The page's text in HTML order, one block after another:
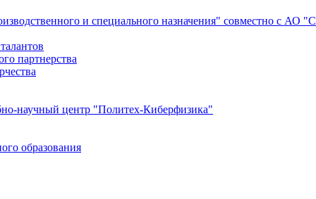
и специального назначения" совместно с
партнерства
научный центр "Политех-Киберфизика"
образования